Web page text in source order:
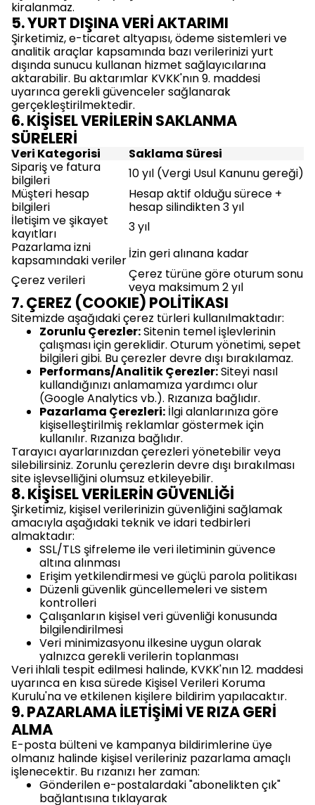
kiralanmaz.
5. YURT DIŞINA VERİ AKTARIMI
Şirketimiz, e-ticaret altyapısı, ödeme sistemleri ve
analitik araçlar kapsamında bazı verilerinizi yurt
dışında sunucu kullanan hizmet sağlayıcılarına
aktarabilir. Bu aktarımlar KVKK'nın 9. maddesi
uyarınca gerekli güvenceler sağlanarak
gerçekleştirilmektedir.
6. KİŞİSEL VERİLERİN SAKLANMA
SÜRELERİ
Veri Kategorisi
Saklama Süresi
Sipariş ve fatura
bilgileri
10 yıl (Vergi Usul Kanunu gereği)
Müşteri hesap
bilgileri
Hesap aktif olduğu sürece +
hesap silindikten 3 yıl
İletişim ve şikayet
kayıtları
3 yıl
Pazarlama izni
kapsamındaki verilerİzin geri alınana kadar
Çerez verileri
Çerez türüne göre oturum sonu
veya maksimum 2 yıl
7. ÇEREZ (COOKIE) POLİTİKASI
Sitemizde aşağıdaki çerez türleri kullanılmaktadır:
Zorunlu Çerezler:Sitenin temel işlevlerinin
çalışması için gereklidir. Oturum yönetimi, sepet
bilgileri gibi. Bu çerezler devre dışı bırakılamaz.
Performans/Analitik Çerezler:Siteyi nasıl
kullandığınızı anlamamıza yardımcı olur
(Google Analytics vb.). Rızanıza bağlıdır.
Pazarlama Çerezleri: İlgi alanlarınıza göre
kişiselleştirilmiş reklamlar göstermek için
kullanılır. Rızanıza bağlıdır.
Tarayıcı ayarlarınızdan çerezleri yönetebilir veya
silebilirsiniz. Zorunlu çerezlerin devre dışı bırakılması
site işlevselliğini olumsuz etkileyebilir.
8. KİŞİSEL VERİLERİN GÜVENLİĞİ
Şirketimiz, kişisel verilerinizin güvenliğini sağlamak
amacıyla aşağıdaki teknik ve idari tedbirleri
almaktadır:
SSL/TLS şifreleme ile veri iletiminin güvence
altına alınması
Erişim yetkilendirmesi ve güçlü parola politikası
Düzenli güvenlik güncellemeleri ve sistem
kontrolleri
Çalışanların kişisel veri güvenliği konusunda
bilgilendirilmesi
Veri minimizasyonu ilkesine uygun olarak
yalnızca gerekli verilerin toplanması
Veri ihlali tespit edilmesi halinde, KVKK'nın 12. maddesi
uyarınca en kısa sürede Kişisel Verileri Koruma
Kurulu'na ve etkilenen kişilere bildirim yapılacaktır.
9. PAZARLAMA İLETİŞİMİ VE RIZA GERİ
ALMA
E-posta bülteni ve kampanya bildirimlerine üye
olmanız halinde kişisel verileriniz pazarlama amaçlı
işlenecektir. Bu rızanızı her zaman:
Gönderilen e-postalardaki "abonelikten çık"
bağlantısına tıklayarak